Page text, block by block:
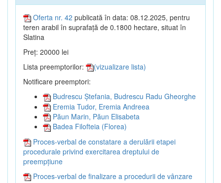
Oferta nr. 42 publicată în data: 08.12.2025, pentru
teren arabil în suprafață de 0.1800 hectare, situat în
Slatina
Preț: 20000 lei
Lista preemptorilor:
(vizualizare lista)
Notificare preemptori:
Budrescu Ștefania, Budrescu Radu Gheorghe
Eremia Tudor, Eremia Andreea
Păun Marin, Păun Elisabeta
Badea Filofteia (Florea)
Proces-verbal de constatare a derulării etapei
procedurale privind exercitarea dreptului de
preempțiune
Proces-verbal de finalizare a procedurii de vânzare